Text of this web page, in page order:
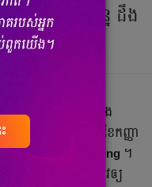
Tok បច្ចុប្បន្ន ដឹង​​
រភព​ពីណា?
ម្មវិធី​មាតិកា​ចម្រៀង​និង​
ាស​ឲ្យ​ប្រើប្រាស់​នា​ខែ​កញ្ញា
លោក
Zhang Yiming ។
េះ បាន​ត្រួសត្រាយ​ផ្លូវ​ឲ្យ​